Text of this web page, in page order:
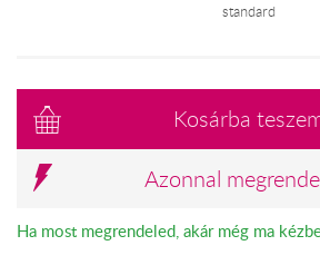
standard
Kosárba
Azonnal
Ha most megrendeled, akár még ma